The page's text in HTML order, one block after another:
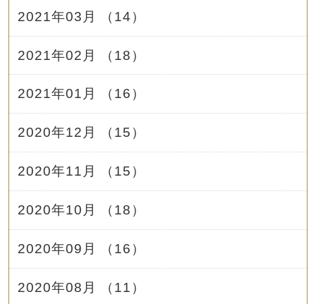
2021年03月 （14）
2021年02月 （18）
2021年01月 （16）
2020年12月 （15）
2020年11月 （15）
2020年10月 （18）
2020年09月 （16）
2020年08月 （11）